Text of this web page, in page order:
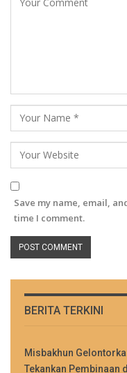
Save my name, email,
time I comment.
BERITA TERKINI
Misbakhun
Tekankan Pembinaan